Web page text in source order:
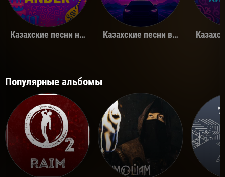
Казахские песни на день рождения Казахские песни в машину
Популярные альбомы